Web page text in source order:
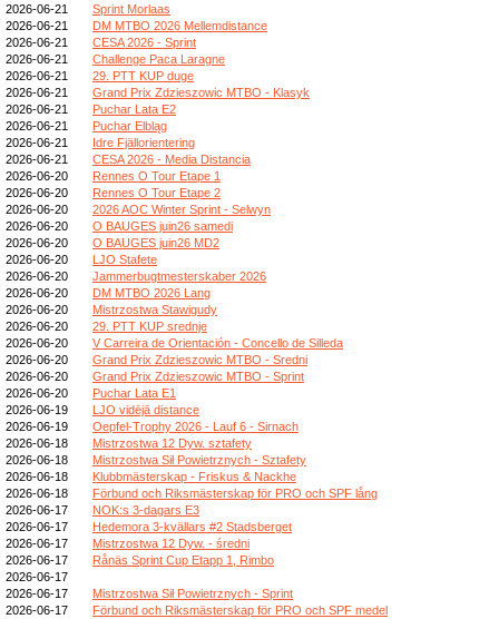
2026-06-21
Sprint Morlaas
2026-06-21
DM MTBO 2026 Mellemdistance
2026-06-21
CESA 2026 - Sprint
2026-06-21
Challenge Paca Laragne
2026-06-21
29. PTT KUP duge
2026-06-21
Grand Prix Zdzieszowic MTBO - Klasyk
2026-06-21
Puchar Lata E2
2026-06-21
Puchar Elbląg
2026-06-21
Idre Fjällorientering
2026-06-21
CESA 2026 - Media Distancia
2026-06-20
Rennes O Tour Etape 1
2026-06-20
Rennes O Tour Etape 2
2026-06-20
2026 AOC Winter Sprint - Selwyn
2026-06-20
O BAUGES juin26 samedi
2026-06-20
O BAUGES juin26 MD2
2026-06-20
LJO Stafete
2026-06-20
Jammerbugtmesterskaber 2026
2026-06-20
DM MTBO 2026 Lang
2026-06-20
Mistrzostwa Stawigudy
2026-06-20
29. PTT KUP srednje
2026-06-20
V Carreira de Orientación - Concello de Silleda
2026-06-20
Grand Prix Zdzieszowic MTBO - Sredni
2026-06-20
Grand Prix Zdzieszowic MTBO - Sprint
2026-06-20
Puchar Lata E1
2026-06-19
LJO vidējā distance
2026-06-19
Oepfel-Trophy 2026 - Lauf 6 - Sirnach
2026-06-18
Mistrzostwa 12 Dyw. sztafety
2026-06-18
Mistrzostwa Sił Powietrznych - Sztafety
2026-06-18
Klubbmästerskap - Friskus & Nackhe
2026-06-18
Förbund och Riksmästerskap för PRO och SPF lång
2026-06-17
NOK:s 3-dagars E3
2026-06-17
Hedemora 3-kvällars #2 Stadsberget
2026-06-17
Mistrzostwa 12 Dyw. - średni
2026-06-17
Rånäs Sprint Cup Etapp 1, Rimbo
2026-06-17
2026-06-17
Mistrzostwa Sił Powietrznych - Sprint
2026-06-17
Förbund och Riksmästerskap för PRO och SPF medel